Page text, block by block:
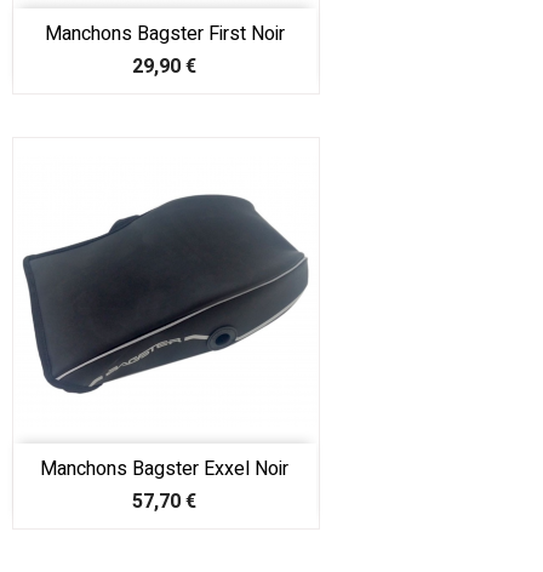
Manchons Bagster First Noir
Prix
29,90 €
Manchons Bagster Exxel Noir
Prix
57,70 €